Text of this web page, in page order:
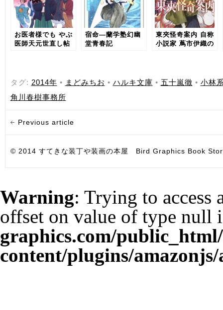
お医者様でも やぶ
医師天元世直し帖
宿命―蘭学塾幻幽
堂青春記
東夾怪奇案内 自称
小説家 蔦市伊織の
タグ: 2014年 • まどみちお • ハルキ文庫 • 五十嵐徹 • 小林
角川春樹事務所
Previous article
© 2014 すてきな装丁や装画の本屋 Bird Graphics Book
Warning: Trying to access
offset on value of type null
graphics.com/
content/plugins/